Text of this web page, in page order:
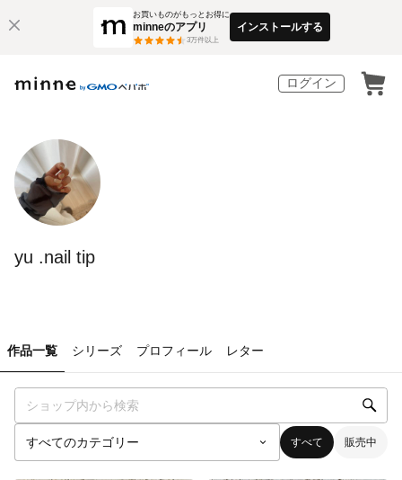
お買いものがもっとお得に
minneのアプリ
3万件以上
インストールする
ログイン
yu .nail tip
作品一覧 シリーズ プロフィール レター
すべて 販売中